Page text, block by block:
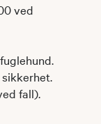
ved
fall).